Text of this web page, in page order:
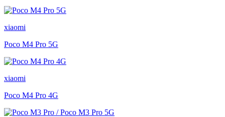
xiaomi
Poco M4 Pro 5G
xiaomi
Poco M4 Pro 4G